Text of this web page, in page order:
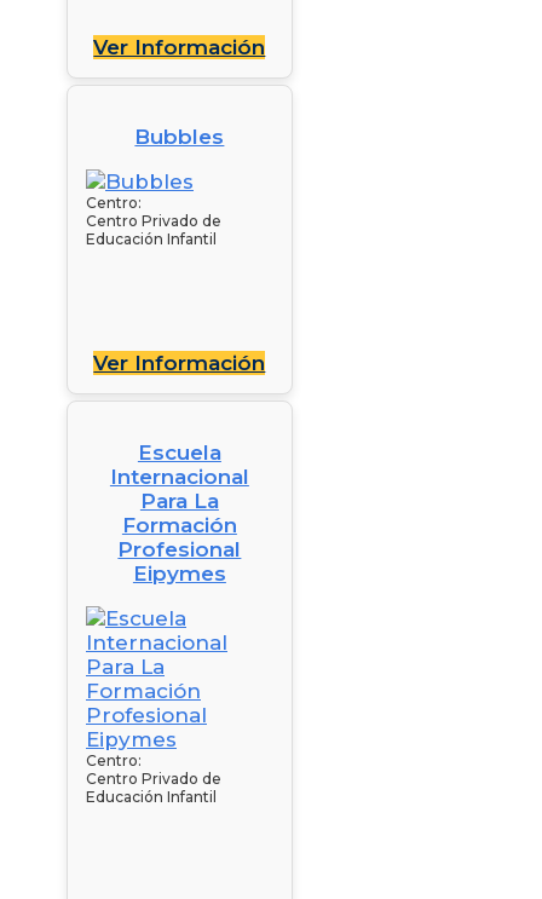
Ver Información
Bubbles
Centro:
Centro Privado de
Educación Infantil
Ver Información
Escuela
Internacional
Para La
Formación
Profesional
Eipymes
Centro:
Centro Privado de
Educación Infantil